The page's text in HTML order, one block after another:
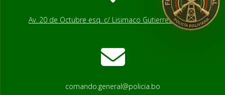
Av. 20 de Octubre esq. c/ Lisimaco Gutierrez # 2541
comando.general@policia.bo